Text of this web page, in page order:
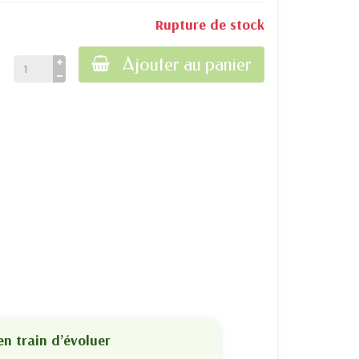
Rupture de stock
Ajouter au panier
train d’évoluer